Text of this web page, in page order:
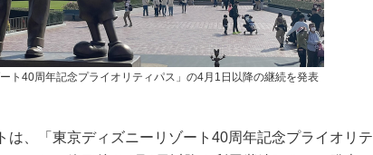
ート40周年記念プライオリティパス」の4月1日以降の継続を発表
、「東京ディズニーリゾート40周年記念プライオリテ